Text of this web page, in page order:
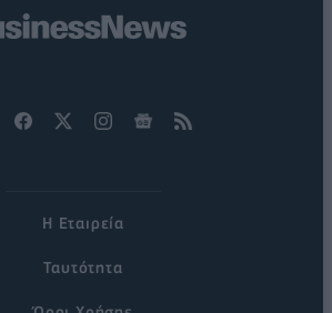
Η Εταιρεία
Ταυτότητα